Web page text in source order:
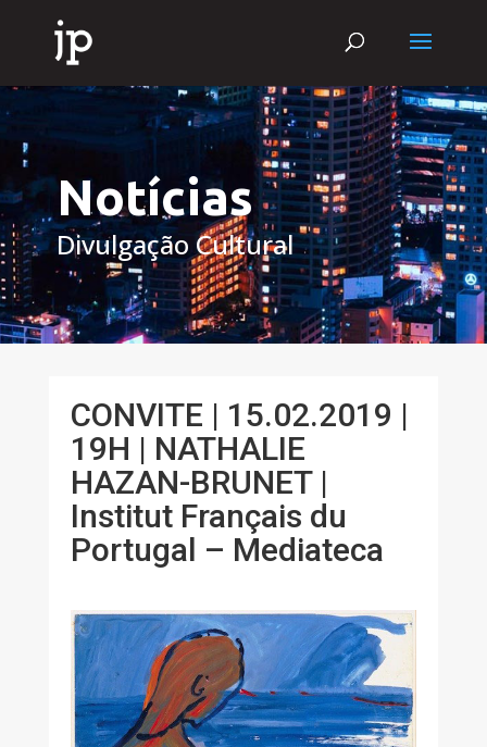
Notícias
Divulgação Cultural
CONVITE | 15.02.2019 |
19H | NATHALIE
HAZAN-BRUNET |
Institut Français du
Portugal – Mediateca